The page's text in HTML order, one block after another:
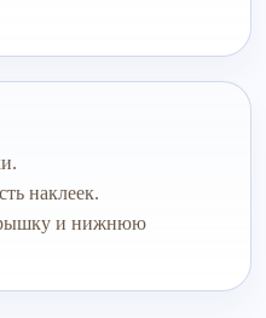
наклеек.
и нижнюю